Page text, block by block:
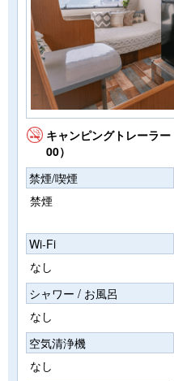
キャンピングトレーラ
00）
禁煙/喫煙
禁煙
Wi-Fi
なし
シャワー / お風呂
なし
空気清浄機
なし